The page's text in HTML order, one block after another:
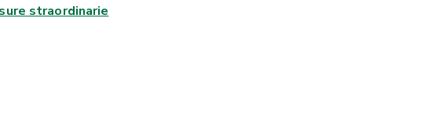
straordinarie